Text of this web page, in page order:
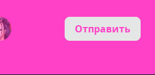
Отправить